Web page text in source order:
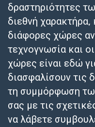
δραστηριότητες
διεθνή
διάφορες χώρες
τεχνογνωσία και
χώρες είναι εδώ
διασφαλίσουν τις
τη συμμόρφωση
σας με τις
να λάβετε